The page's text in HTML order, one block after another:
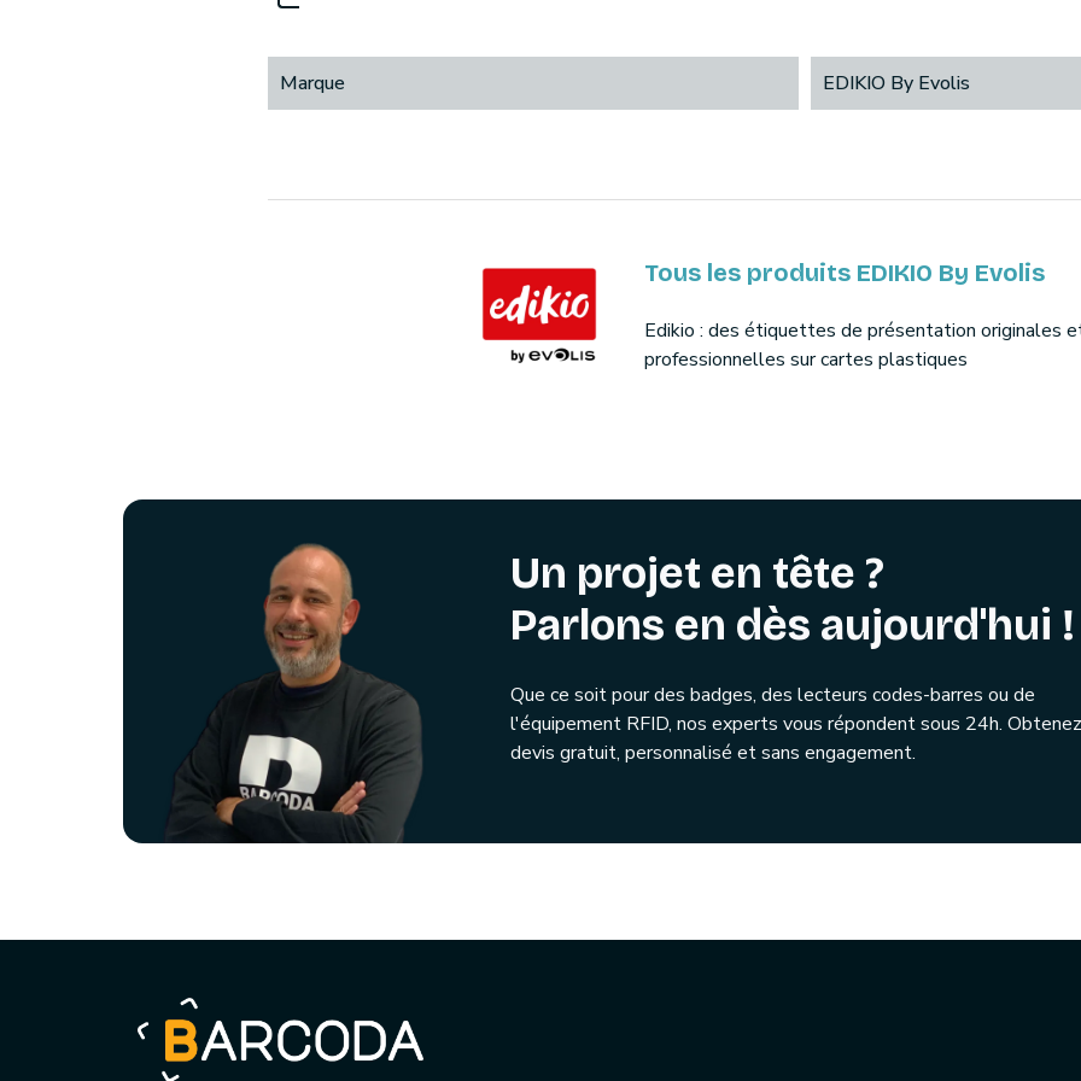
Marque EDIKIO By Evolis
Tous les produits EDIKIO By Evolis
Edikio : des étiquettes de présentation originales
professionnelles sur cartes plastiques
Un projet en tête ?
Parlons en dès aujourd'hui !
Que ce soit pour des badges, des lecteurs codes-barres ou de
l'équipement RFID, nos experts vous répondent sous 24h.
devis gratuit, personnalisé et sans engagement.